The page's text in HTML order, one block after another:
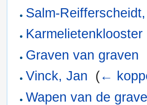
Salm-
Graven van graven
Vinck, Jan (←
Wapen van de